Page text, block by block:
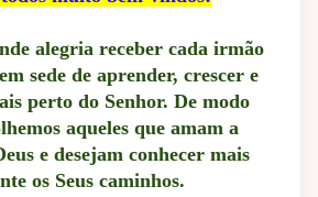
alegria receber cada irmão
sede de aprender, crescer e
perto do Senhor. De modo
aqueles que amam a
e desejam conhecer mais
os Seus caminhos.